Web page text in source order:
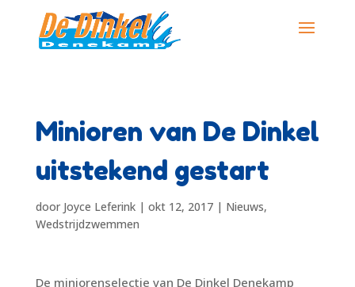
Minioren van De Dinkel
uitstekend gestart
door Joyce Leferink| okt 12, 2017| Nieuws,
Wedstrijdzwemmen
De miniorenselectie van De Dinkel Denekamp